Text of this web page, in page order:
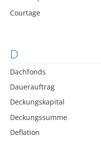
Courtage
D
Dachfonds
Dauerauftrag
Deckungskapital
Deckungssumme
Deflation